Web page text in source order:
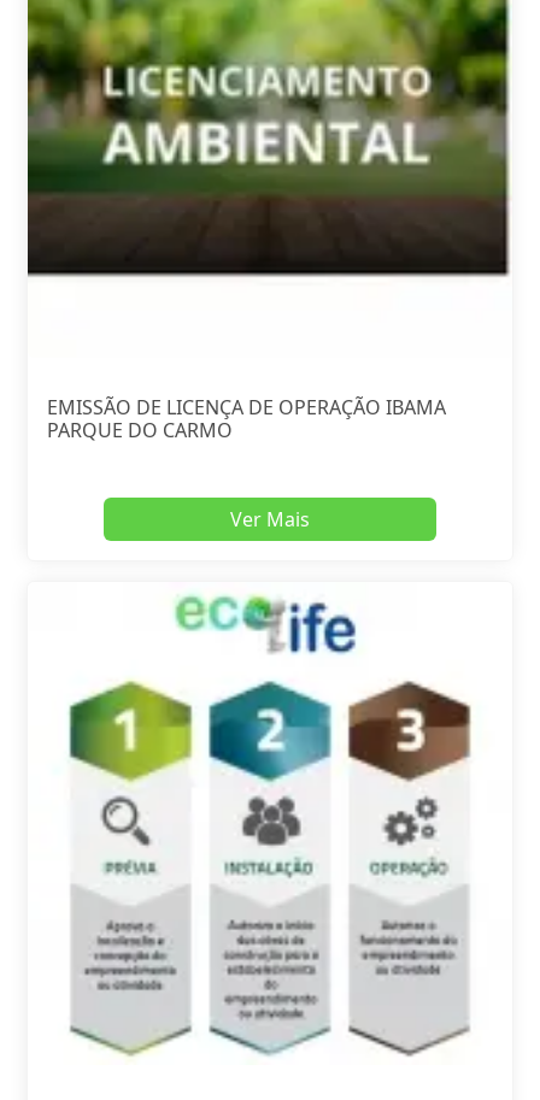
EMISSÃO DE LICENÇA DE OPERAÇÃO IBAMA
PARQUE DO CARMO
Ver Mais